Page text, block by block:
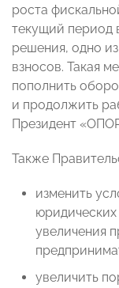
роста
текущий период
решения, одно
взносов. Такая
пополнить
и продолжить
Президент
Также
изменить
увеличения
увеличить